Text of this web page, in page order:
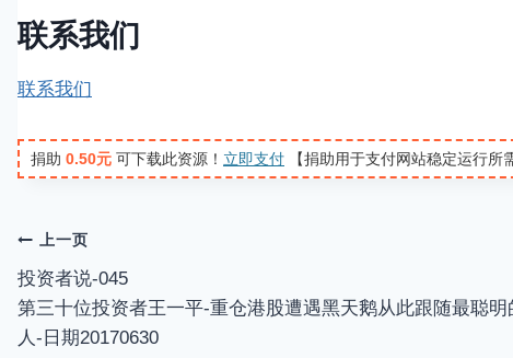
联系我们
联系我们
捐助 0.50元 可下载此资源！ 立即支付 【捐助用于支付网站稳定运行所
文
章
导
上一页
投资者说-045
第三十位投资者王一平-重仓港股遭遇黑天鹅从此跟随最聪明
人-日期20170630